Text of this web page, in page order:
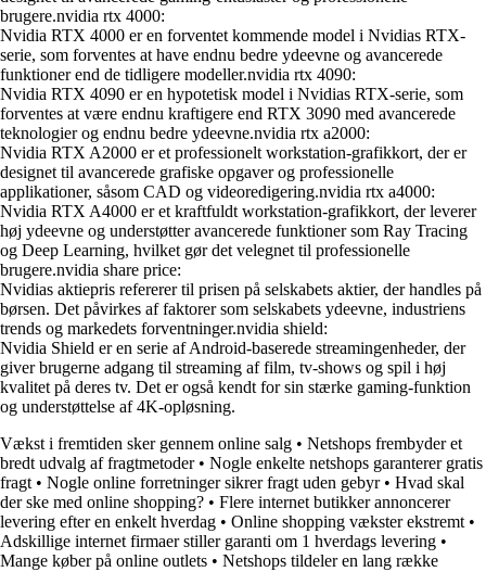
brugere.nvidia rtx 4000:
Nvidia RTX 4000 er en forventet kommende model i Nvidias RTX-
serie, som forventes at have endnu bedre ydeevne og avancerede
funktioner end de tidligere modeller.nvidia rtx 4090:
Nvidia RTX 4090 er en hypotetisk model i Nvidias RTX-serie, som
forventes at være endnu kraftigere end RTX 3090 med avancerede
teknologier og endnu bedre ydeevne.nvidia rtx a2000:
Nvidia RTX A2000 er et professionelt workstation-grafikkort, der er
designet til avancerede grafiske opgaver og professionelle
applikationer, såsom CAD og videoredigering.nvidia rtx a4000:
Nvidia RTX A4000 er et kraftfuldt workstation-grafikkort, der leverer
høj ydeevne og understøtter avancerede funktioner som Ray Tracing
og Deep Learning, hvilket gør det velegnet til professionelle
brugere.nvidia share price:
Nvidias aktiepris refererer til prisen på selskabets aktier, der handles på
børsen. Det påvirkes af faktorer som selskabets ydeevne, industriens
trends og markedets forventninger.nvidia shield:
Nvidia Shield er en serie af Android-baserede streamingenheder, der
giver brugerne adgang til streaming af film, tv-shows og spil i høj
kvalitet på deres tv. Det er også kendt for sin stærke gaming-funktion
og understøttelse af 4K-opløsning.
Vækst i fremtiden sker gennem online salg • Netshops frembyder et
bredt udvalg af fragtmetoder• Nogle enkelte netshops garanterer gratis
fragt • Nogle online forretninger sikrer fragt uden gebyr• Hvad skal
der ske med online shopping? • Flere internet butikker annoncerer
levering efter en enkelt hverdag • Online shopping vækster ekstremt •
Adskillige internet firmaer stiller garanti om 1 hverdags levering •
Mange køber på online outlets • Netshops tildeler en lang række